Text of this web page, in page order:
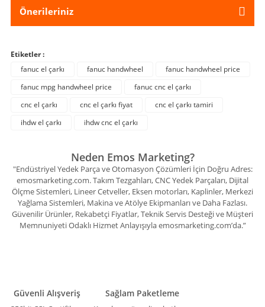
Önerileriniz
Etiketler :
fanuc el çarkı
fanuc handwheel
fanuc handwheel price
fanuc mpg handwheel price
fanuc cnc el çarkı
cnc el çarkı
cnc el çarkı fiyat
cnc el çarkı tamiri
ihdw el çarkı
ihdw cnc el çarkı
Neden Emos Marketing?
"Endüstriyel Yedek Parça ve Otomasyon Çözümleri İçin Doğru Adres:
emosmarketing.com. Takım Tezgahları, CNC Yedek Parçaları, Dijital
Ölçme Sistemleri, Lineer Cetveller, Eksen motorları, Kaplinler, Merkezi
Yağlama Sistemleri, Makina ve Atölye Ekipmanları ve Daha Fazlası.
Güvenilir Ürünler, Rekabetçi Fiyatlar, Teknik Servis Desteği ve Müşteri
Memnuniyeti Odaklı Hizmet Anlayışıyla emosmarketing.com’da.”
Güvenli Alışveriş Sağlam Paketleme